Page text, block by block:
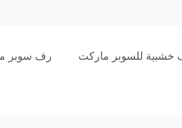
خشبية للسوبر ماركت رف سوبر